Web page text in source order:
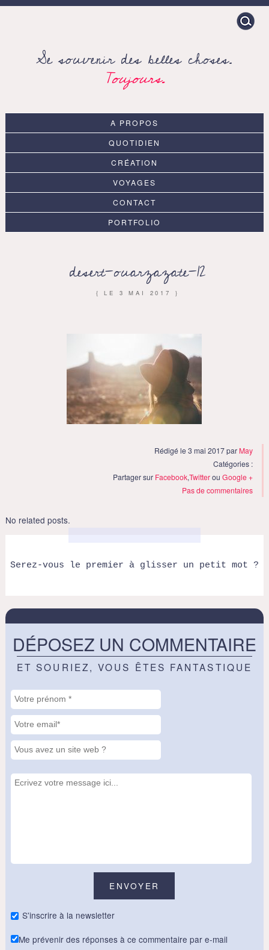
Search
for:
Se souvenir des belles choses.
Toujours.
A PROPOS
QUOTIDIEN
CRÉATION
VOYAGES
CONTACT
PORTFOLIO
desert-ouarzazate-12
{ LE 3 MAI 2017 }
Rédigé le 3 mai 2017 par May
Catégories :
Partager sur Facebook,TwitterouGoogle +
Pas de commentaires
No related posts.
Serez-vous le premier à glisser un petit mot ?
DÉPOSEZ UN COMMENTAIRE
ET SOURIEZ, VOUS ÊTES FANTASTIQUE
S'inscrire à la newsletter
Me prévenir des réponses à ce commentaire par e-mail